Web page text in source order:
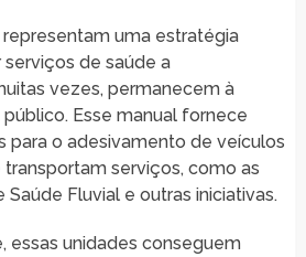
uma estratégia
de saúde a
vezes, permanecem à
Esse manual fornece
para o adesivamento de veículos
serviços, como as
Saúde Fluvial e outras iniciativas.
essas unidades conseguem